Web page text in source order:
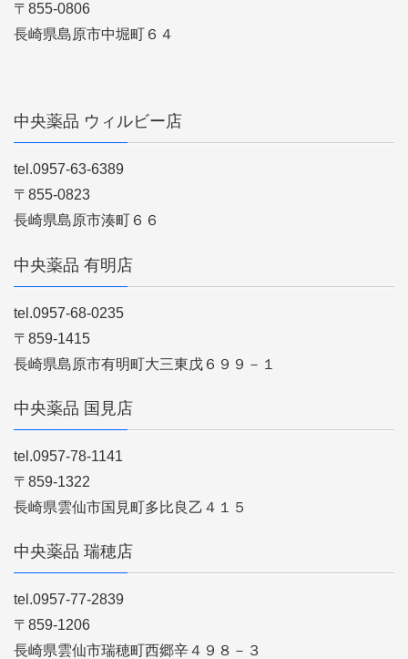
〒855-0806
長崎県島原市中堀町６４
中央薬品 ウィルビー店
tel.0957-63-6389
〒855-0823
長崎県島原市湊町６６
中央薬品 有明店
tel.0957-68-0235
〒859-1415
長崎県島原市有明町大三東戊６９９－１
中央薬品 国見店
tel.0957-78-1141
〒859-1322
長崎県雲仙市国見町多比良乙４１５
中央薬品 瑞穂店
tel.0957-77-2839
〒859-1206
長崎県雲仙市瑞穂町西郷辛４９８－３